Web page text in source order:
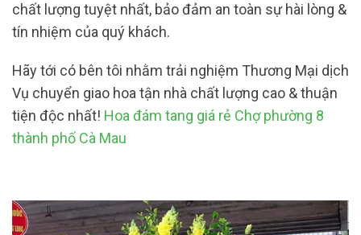
chất lượng tuyệt nhất, bảo đảm an toàn sự hài lòng &
tín nhiệm của quý khách.
Hãy tới có bên tôi nhằm trải nghiệm Thương Mại dịch
Vụ chuyển giao hoa tận nhà chất lượng cao & thuận
tiện độc nhất! Hoa đám tang giá rẻ Chợ phường 8
thành phố Cà Mau